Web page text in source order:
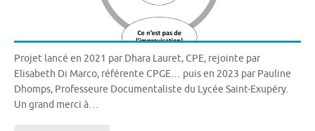
Projet lancé en 2021 par Dhara Lauret, CPE, rejointe par
Elisabeth Di Marco, référente CPGE… puis en 2023 par Pauline
Dhomps, Professeure Documentaliste du Lycée Saint-Exupéry.
Un grand merci à…